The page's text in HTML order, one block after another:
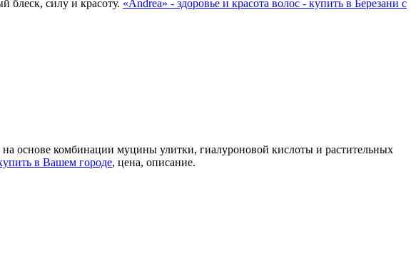
блеск, силу и красоту. «Andrea» - здоровье и красота волос - купить в Березани с
основе комбинации муцины улитки, гиалуроновой кислоты и растительных
в Вашем городе, цена, описание.